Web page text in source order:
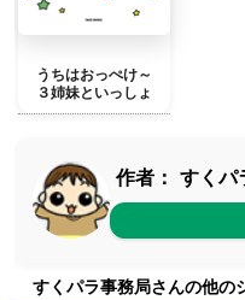
うちはおっぺけ～
３姉妹といっしょ
作者： すくパ
すくパラ事務局さんの他の